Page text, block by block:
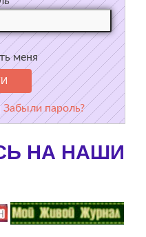
меня
Забыли пароль?
НА НАШИ